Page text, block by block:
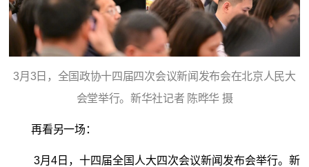
3月3日，全国政协十四届四次会议新闻发布会在北京人民大
会堂举行。新华社记者 陈晔华 摄
再看另一场：
3月4日，十四届全国人大四次会议新闻发布会举行。新